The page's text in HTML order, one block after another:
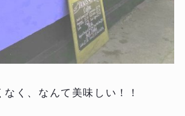
く、なんて美味しい！！